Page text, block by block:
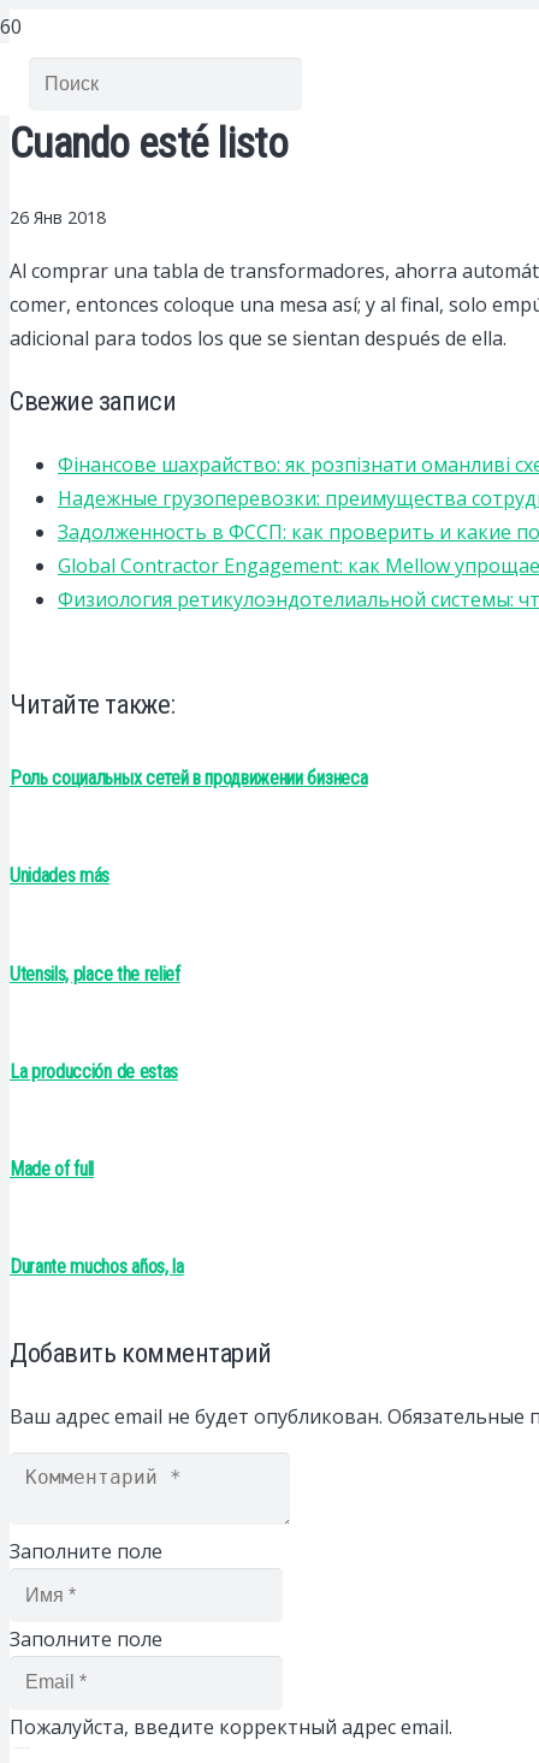
Cuando esté listo
26 Янв 2018
Al comprar una tabla de transformadores, ahorra
comer, entonces coloque una mesa así; y al final, solo
adicional para todos los que se sientan después de ella.
Свежие записи
Фінансове шахрайство: як розпізнати оманливі
Надежные грузоперевозки: преимущества
Задолженность в ФССП: как проверить и какие
Global Contractor Engagement: как Mellow
Физиология ретикулоэндотелиальной системы:
Читайте также:
Роль социальных сетей в продвижении бизнеса
Unidades más
Utensils, place the relief
La producción de estas
Made of full
Durante muchos años, la
Добавить комментарий
Ваш адрес email не будет опубликован. Обязательные
Заполните поле
Заполните поле
Пожалуйста, введите корректный адрес email.